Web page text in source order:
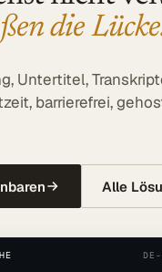
die
Untertitel,
barrierefrei,
Alle